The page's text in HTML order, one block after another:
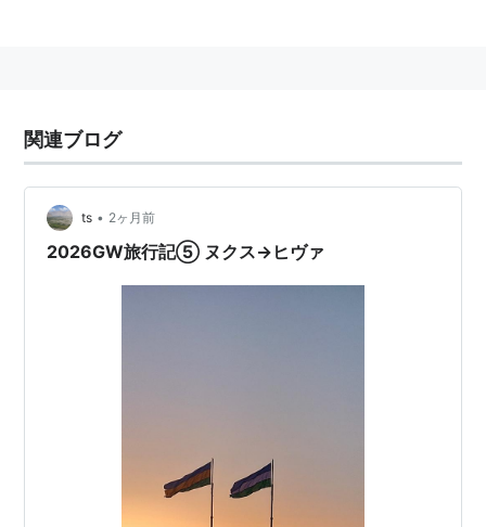
関連ブログ
ts • 2ヶ月前
2026GW旅行記⑤ ヌクス→ヒヴァ